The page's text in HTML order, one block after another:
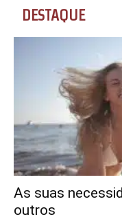
DESTAQUE
As suas
outros